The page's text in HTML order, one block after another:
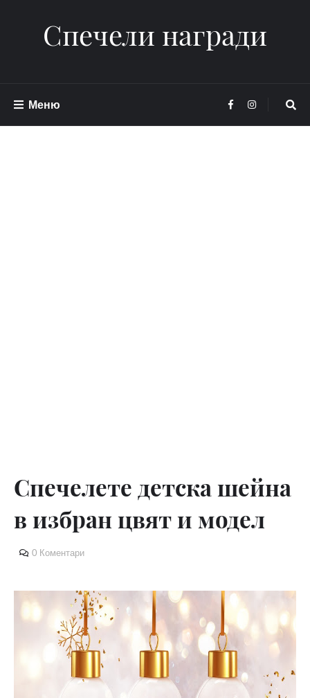
Спечели награди
Меню
Спечелете детска шейна
в избран цвят и модел
0 Коментари